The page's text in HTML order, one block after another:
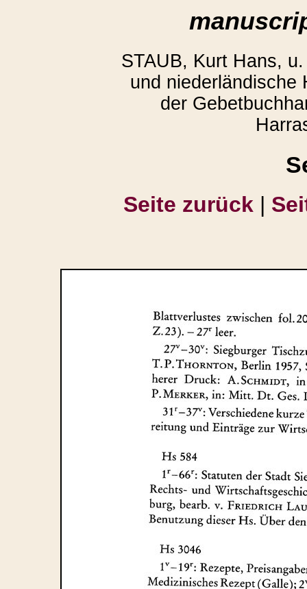
STAUB, Kurt Hans,
und niederländische
der
Seite zurück |